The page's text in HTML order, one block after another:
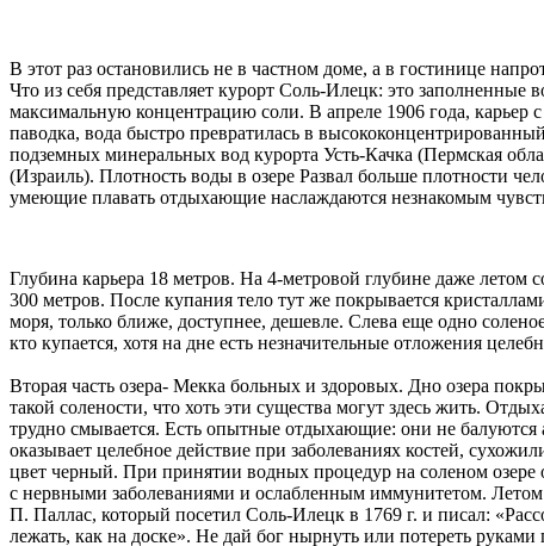
В этот раз остановились не в частном доме, а в гостинице
Что из себя представляет курорт Соль-Илецк: это
максимальную концентрацию соли. В апреле 1906 года, карьер с
паводка, вода быстро превратилась в
подземных минеральных вод курорта Усть-Качка (Пермская
(Израиль). Плотность воды в озере Развал больше плотности
умеющие плавать отдыхающие наслаждаются незнакомым
Глубина карьера 18 метров. На 4-метровой глубине даже летом
300 метров. После купания тело тут же покрывается
моря, только ближе, доступнее, дешевле. Слева еще одно
кто купается, хотя на дне есть незначительные отложения
Вторая часть озера- Мекка больных и здоровых. Дно озера
такой солености, что хоть эти существа могут здесь жить.
трудно смывается. Есть опытные отдыхающие: они не балуются
оказывает целебное действие при заболеваниях костей,
цвет черный. При принятии водных процедур на соленом озере
с нервными заболеваниями и ослабленным иммунитетом. Летом
П. Паллас, который посетил Соль-Илецк в 1769 г. и писал:
лежать, как на доске». Не дай бог нырнуть или потереть руками